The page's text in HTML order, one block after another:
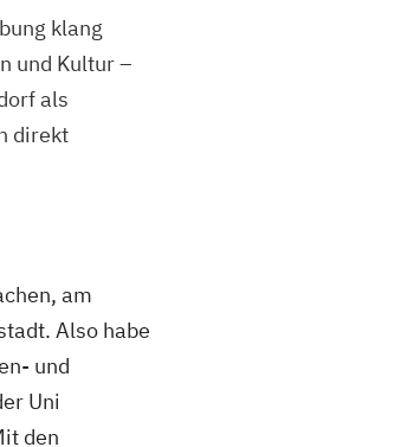
klang
und Kultur –
als
direkt
am
Also habe
und
Uni
den